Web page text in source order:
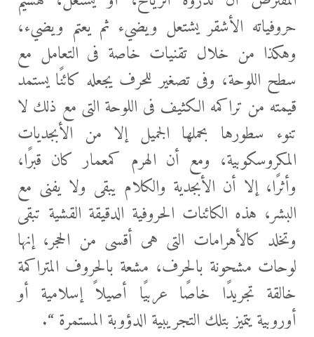
حروفياته الأشقر يشتعل ويضيء ثم يعتم ويضيء،
وهكذا من خلال تقنيات خاصة فى التعامل مع
سطح اللوحة، وفى تصغير للحرف يجعله كائنًا يستمد
قيمته من تراكمه الكثيف فى اللوحة التى مع ذلك لا
تنوء سطورها بحملها الجميل إلا من الأبجديات
المكروسكوبية، ومع أن الهرم كمعمار كان قبرًا،
وأثرًا، إلا أن الأبجدية والكلام يبقى ولا يفنى مع
البشر، هذه الكائنات الحروفية الدقيقة القشية تبقى
وتخلد كالأهرامات التى هى أقسى من الحجر، إنها
لوحات مشحونة بالحرف، مشعة بالحروف المتراكمة
خالقة تجريدًا خاصًا عربيًا أصيلاً إسلامية أو
أوروبية يتميز بتلك التجريبية الدؤوبة المستمرة “.